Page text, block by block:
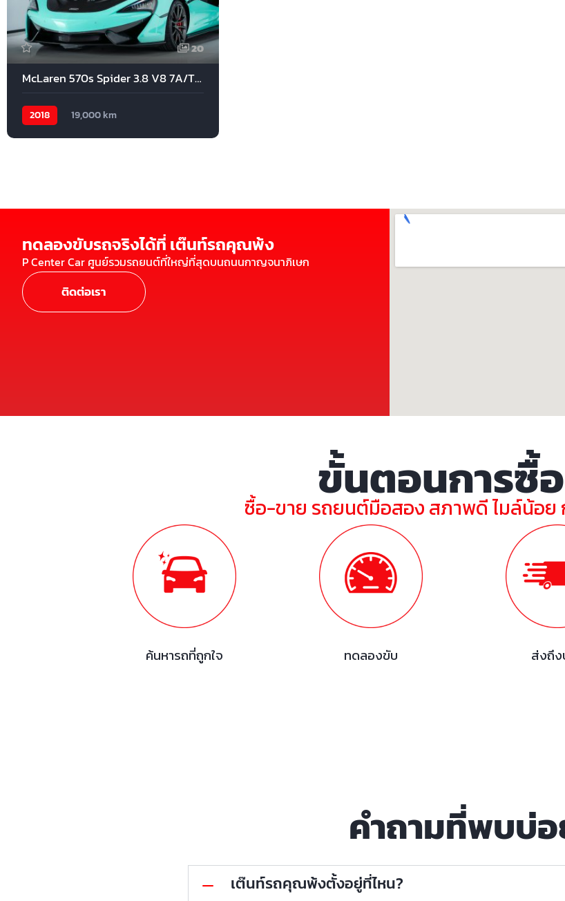
20
McLaren 570s Spider 3.8 V8 7A/T 2018
2018 19,000 km
ทดลองขับรถจริงได้ที่ เต๊นท์รถคุณพ้ง
P Center Car ศูนย์รวมรถยนต์ที่ใหญ่ที่สุดบนถนนกาญจนาภิเษก
ติดต่อเรา
ขั้นตอนการซื้
ซื้อ-ขาย รถยนต์มือสอง สภาพดี ไมล์น้อ
ค้นหารถที่ถูกใจ ทดลองขับ ส่งถึง
คำถามที่พบบ่
เต๊นท์รถคุณพ้งตั้งอยู่ที่ไหน?